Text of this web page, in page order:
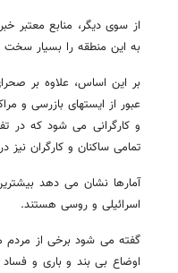
از سوی دیگر، منابع معتبر
به این منطقه را بسیار
بر این اساس، علاوه بر
عبور از ایستهای بازرسی و
و کارگرانی می شود که در
تمامی ساکنان و کارگران نیز
آمارها نشان می دهد
اسرائیلی و روسی هستند.
گفته می شود برخی از
اوضاع بی بند و باری و